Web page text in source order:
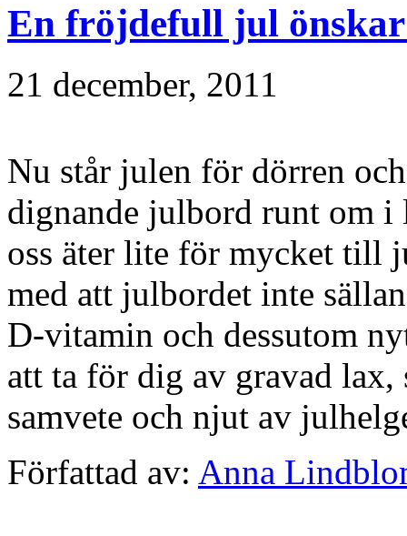
En fröjdefull jul
21 december, 2011
Nu står julen för dörren
dignande julbord runt om i
oss äter lite för mycket till
med att julbordet inte
D-vitamin och dessutom
att ta för dig av gravad
samvete och njut av
Författad av: Anna